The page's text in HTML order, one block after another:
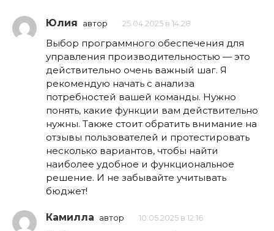
Юлия автор 25.04.2025 в 14:28
Выбор программного обеспечения для
управления производительностью — это
действительно очень важный шаг. Я
рекомендую начать с анализа
потребностей вашей команды. Нужно
понять, какие функции вам действительно
нужны. Также стоит обратить внимание на
отзывы пользователей и протестировать
несколько вариантов, чтобы найти
наиболее удобное и функциональное
решение. И не забывайте учитывать
бюджет!
Камилла автор 10.05.2025 в 12:16